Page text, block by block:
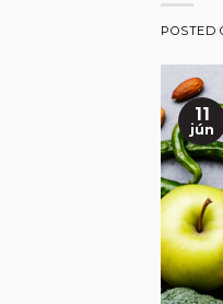
POSTED
11
jún